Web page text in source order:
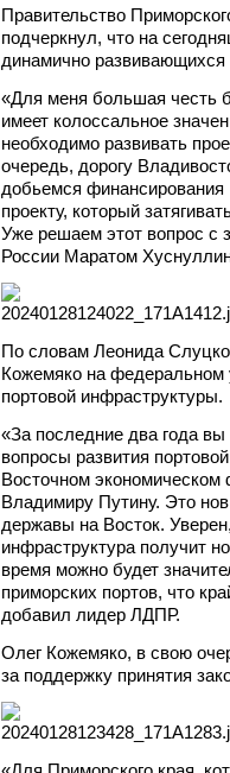
Правительство
подчеркнул, что на
динамично развивающихся
«Для меня большая честь
имеет колоссальное
необходимо развивать
очередь, дорогу
добьемся
проекту, который
Уже решаем этот вопрос с
России Маратом
По словам Леонида
Кожемяко на федеральном
портовой инфраструктуры.
«За последние два года
вопросы развития
Восточном
Владимиру Путину. Это
державы на Восток.
инфраструктура получит
время можно будет
приморских портов, что
добавил лидер ЛДПР.
Олег Кожемяко, в свою
за поддержку принятия